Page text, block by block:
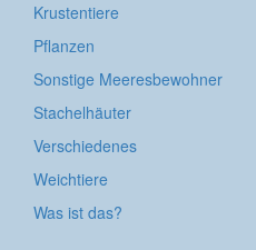
Krustentiere
Pflanzen
Sonstige Meeresbewohner
Stachelhäuter
Verschiedenes
Weichtiere
Was ist das?